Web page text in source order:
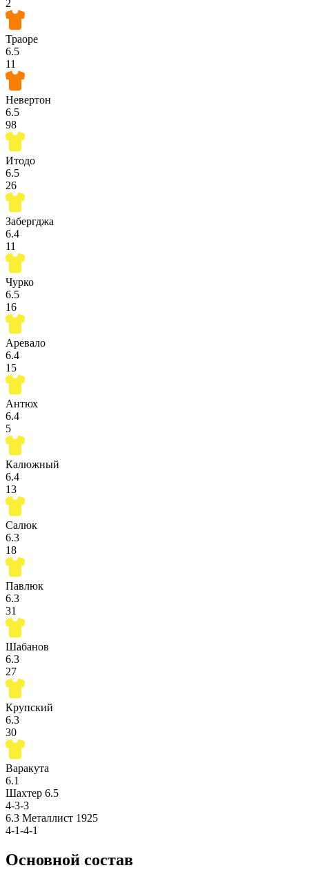
2
Траоре
6.5
11
Невертон
6.5
98
Итодо
6.5
26
Забергджа
6.4
11
Чурко
6.5
16
Аревало
6.4
15
Антюх
6.4
5
Калюжный
6.4
13
Салюк
6.3
18
Павлюк
6.3
31
Шабанов
6.3
27
Крупский
6.3
30
Варакута
6.1
Шахтер 6.5
4-3-3
6.3 Металлист 1925
4-1-4-1
Основной состав